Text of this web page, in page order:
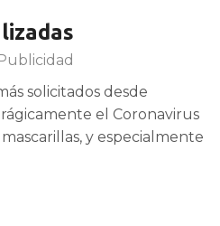
solicitados desde
el Coronavirus
mascarillas, y especialmente